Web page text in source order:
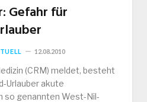
Gefahr für
12.08.2010
(CRM) meldet, besteht
Urlauber akute
so genannten West-Nil-